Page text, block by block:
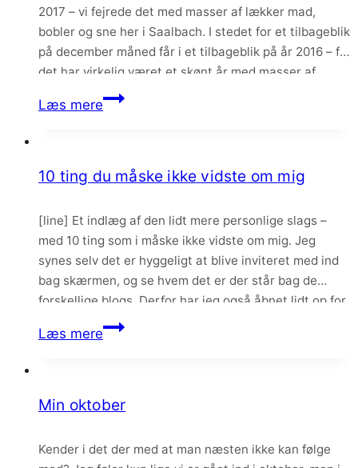
2017 – vi fejrede det med masser af lækker mad,
bobler og sne her i Saalbach. I stedet for et tilbageblik
på december måned får i et tilbageblik på år 2016 – for
det har virkelig været et skønt år med masser af…
Læs mereTilbageblik
10 ting du måske ikke vidste om mig
[line] Et indlæg af den lidt mere personlige slags –
med 10 ting som i måske ikke vidste om mig. Jeg
synes selv det er hyggeligt at blive inviteret med ind
bag skærmen, og se hvem det er der står bag de
forskellige blogs. Derfor har jeg også åbnet lidt op for
Pilens Køkken og…
Læs mere10
ikke
om
Min oktober
Kender i det der med at man næsten ikke kan følge